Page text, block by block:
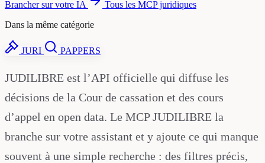
Brancher sur votre IA
Tous les MCP juridiques
Dans la même catégorie
JURI PAPPERS
JUDILIBRE est l’API officielle qui diffuse les
décisions de la Cour de cassation et des cours
d’appel en open data. Le MCP JUDILIBRE la
branche sur votre assistant et y ajoute ce qui manque
souvent à une simple recherche : des filtres précis,